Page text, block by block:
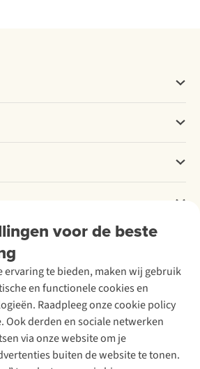
voor de beste
ervaring te bieden, maken wij gebruik
en functionele cookies en
Raadpleeg onze cookie policy
Ook derden en sociale netwerken
via onze website om je
buiten de website te tonen.
Follow us